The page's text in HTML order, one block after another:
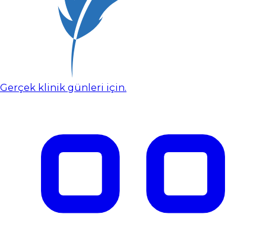
Gerçek klinik günleri için.